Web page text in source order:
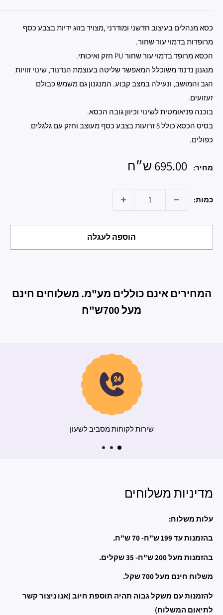
כסא מנהלים בעיצוב חדשני ומודרני ,מצויד בזוג ידיות בצבע כסף
מרופדות בדמוי עור שחור.
הכסא מרופד בדמוי עור שחור PU חזק ואיכותי.
מנגנון נדנוד משוכלל המאפשר שליטה בעוצמת הנדנוד, שינוי זוויות
הגב והמושב, ונעילה במצב קבוע. המנגנון גם משמש כבולם
זעזועים.
בוכנה פניאומטית לשינוי וכיוון גובה הכסא.
בסיס הכסא כולל 5 זרועות בצבע כסף מעוצב וחזק עם גלגלים
כפולים.
מחיר: מחיר
695.00 ש״ח
כמות:
הוספה לעגלה
המחירים אינם כוללים מע"מ. משלוחים חינם
מעל 700ש"ח
מדיניות משלוחים
עלות משלוח:
בהזמנות עד 199 ש"ח- 70 ש"ח.
בהזמנות מעל 200 ש"ח- 35 שקלים.
משלוח חינם מעל 700 שקל.
להזמנות עם משקל גבוה תהיה תוספת חיוב (אנו ניצור קשר
לתיאום המשלוח)